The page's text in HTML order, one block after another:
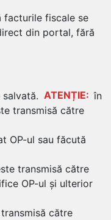
facturile fiscale se
din portal, fără
ATENȚIE: în
transmisă către
OP-ul sau făcută
transmisă către
OP-ul și ulterior
către